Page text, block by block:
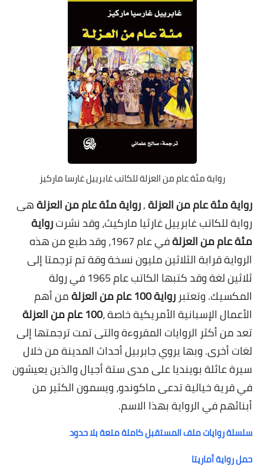
رواية مئة عام من العزلة للكاتب غابرييل غارسا ماركيز
رواية مئة عام من العزلة,رواية مئة عام من العزلةهى
رواية للكاتب غابرييل غارثيا ماركيث، وقد نشرترواية
مئة عام من العزلة
في عام 1967، وقد طبع من هذه
الرواية قرابة الثلاثين مليون نسخة وقة تم ترجمتا إلى
ثلاثين لغة وقد كتبها الكاتب عام 1965 في رولة
المكسيك. وتعتبررواية 100 عام من العزلة
من أهم
الأعمال الإسبانية الأمريكية خاصة ،100 عام من العزلة
تعد من أكثر الروايات المقروءة والتى تمت ترجمتها إلى
لغات أخرى. وبها يروي جابربيل أحداث المدينة من خلال
سيرة عائلة بوينديا على مدى ستة أجيال والذين يعيشون
في قرية خيالية تدعى ماكوندو، ويسمون الكثير من
أبنائهم في الرواية بهذا الاسم.
سلسلة روايات ملف المستقبل كاملة متعة بلا حدود
حمل رواية أماريتا